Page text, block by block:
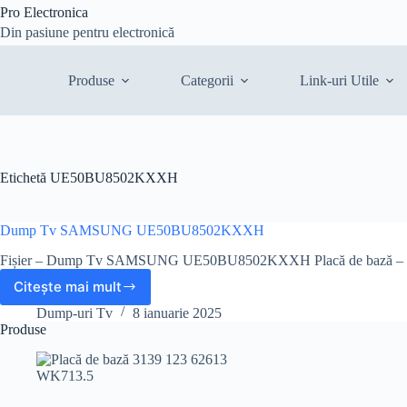
Sari
conținut
Pro Electronica
Din pasiune pentru electronică
Produse Categorii Link-uri Utile
Etichetă UE50BU8502KXXH
Dump Tv SAMSUNG UE50BU8502KXXH
Fișier – Dump Tv SAMSUNG UE50BU8502KXXH Placă de bază
Citește mai mult
Dump
Tv
Dump-uri Tv
8 ianuarie 2025
Produse